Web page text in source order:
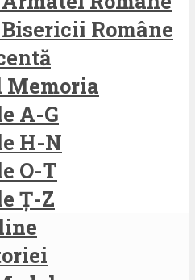
Române
Memoria
A-G
H-N
O-T
Ț-Z